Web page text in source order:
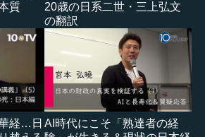
質
20歳の日系二世・三上弘文
の翻訳
経…日 AI時代にこそ「熟達者の経